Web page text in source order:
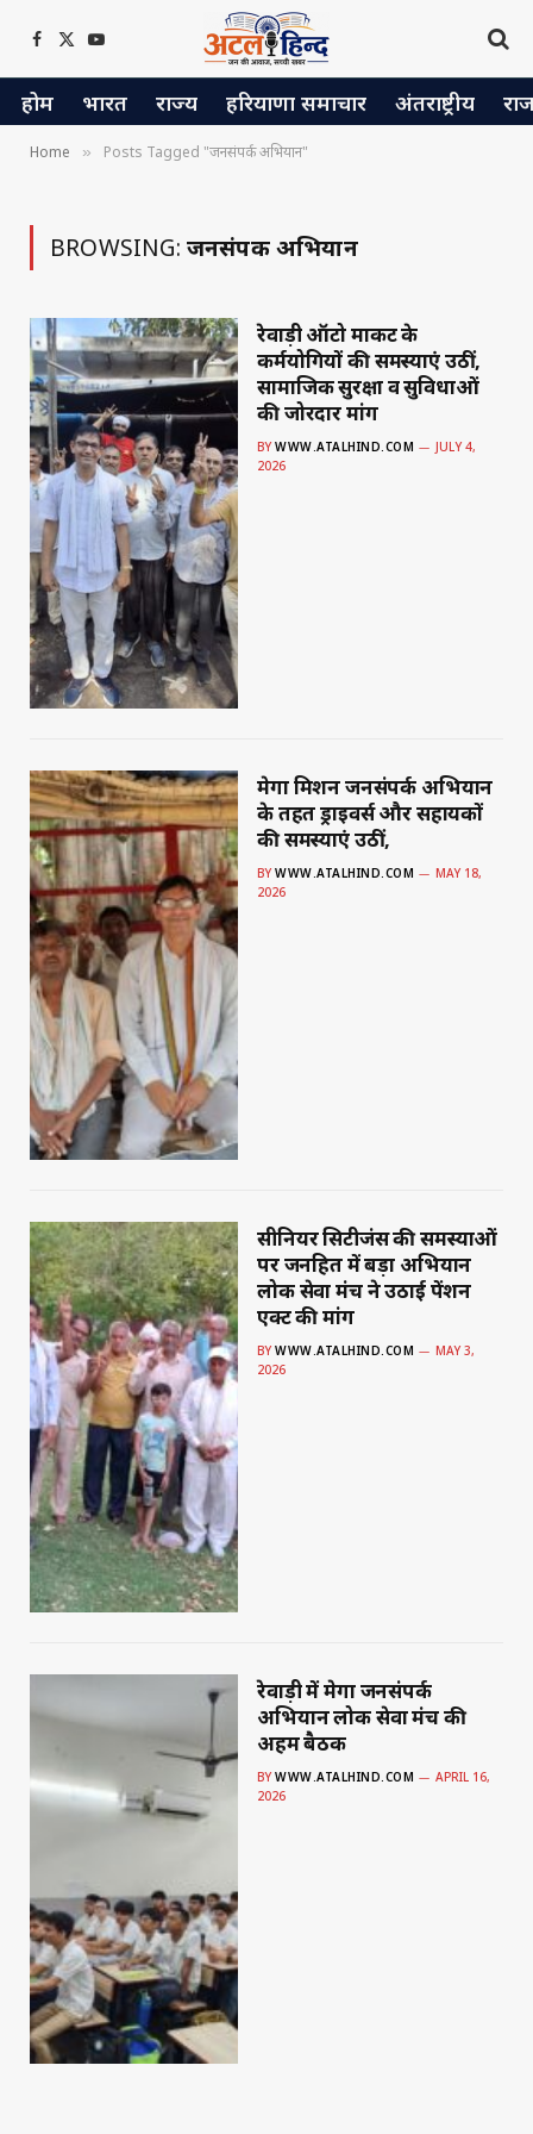
Facebook
X
(Twitter)
YouTube
होम भारत राज्य हरियाणा समाचार अंतराष्ट्रीय
Home » Posts Tagged "जनसंपर्क अभियान"
BROWSING: जनसंपर्क अभियान
रेवाड़ी ऑटो मार्केट के
कर्मयोगियों की समस्याएं उठीं,
सामाजिक सुरक्षा व सुविधाओं
की जोरदार मांग
BY WWW.ATALHIND.COM
JULY 4,
2026
मेगा मिशन जनसंपर्क अभियान
के तहत ड्राइवर्स और सहायकों
की समस्याएं उठीं,
BY WWW.ATALHIND.COM
MAY 18,
2026
सीनियर सिटीजंस की समस्याओं
पर जनहित में बड़ा अभियान
लोक सेवा मंच ने उठाई पेंशन
एक्ट की मांग
BY WWW.ATALHIND.COM
MAY 3,
2026
रेवाड़ी में मेगा जनसंपर्क
अभियान लोक सेवा मंच की
अहम बैठक
BY WWW.ATALHIND.COM
APRIL 16,
2026